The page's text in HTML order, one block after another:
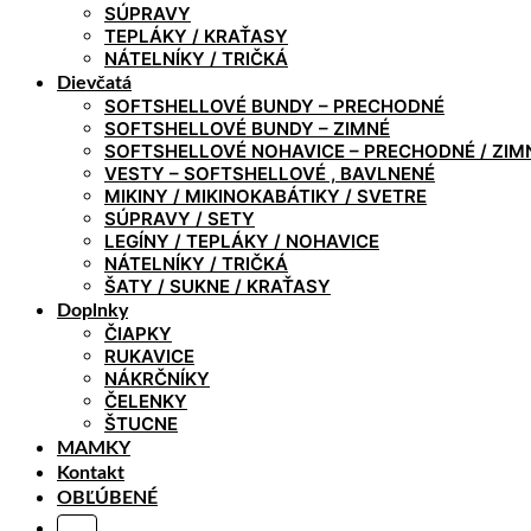
SÚPRAVY
TEPLÁKY / KRAŤASY
NÁTELNÍKY / TRIČKÁ
Dievčatá
SOFTSHELLOVÉ BUNDY – PRECHODNÉ
SOFTSHELLOVÉ BUNDY – ZIMNÉ
SOFTSHELLOVÉ NOHAVICE – PRECHODNÉ /
VESTY – SOFTSHELLOVÉ , BAVLNENÉ
MIKINY / MIKINOKABÁTIKY / SVETRE
SÚPRAVY / SETY
LEGÍNY / TEPLÁKY / NOHAVICE
NÁTELNÍKY / TRIČKÁ
ŠATY / SUKNE / KRAŤASY
Doplnky
ČIAPKY
RUKAVICE
NÁKRČNÍKY
ČELENKY
ŠTUCNE
MAMKY
Kontakt
OBĽÚBENÉ